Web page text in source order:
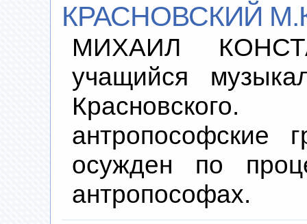
КРАСНОВСКИЙ
МИХАИЛ
учащийся
антропософские
осужден по
антропософах.